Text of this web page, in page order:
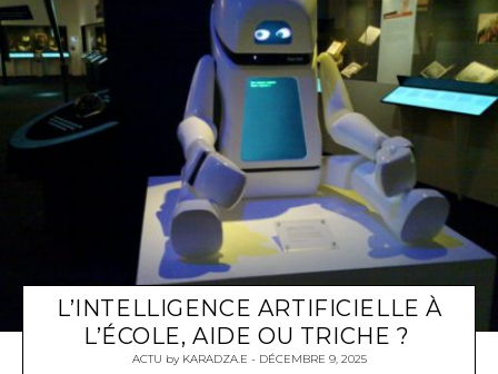
L’INTELLIGENCE ARTIFICIELLE À
L’ÉCOLE, AIDE OU TRICHE ?
ACTU by KARADZA.E DÉCEMBRE 9, 2025